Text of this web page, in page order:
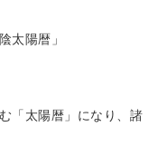
太陽暦」
「太陽暦」になり、諸